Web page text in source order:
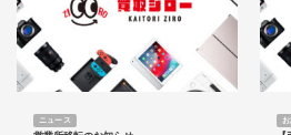
ニュース